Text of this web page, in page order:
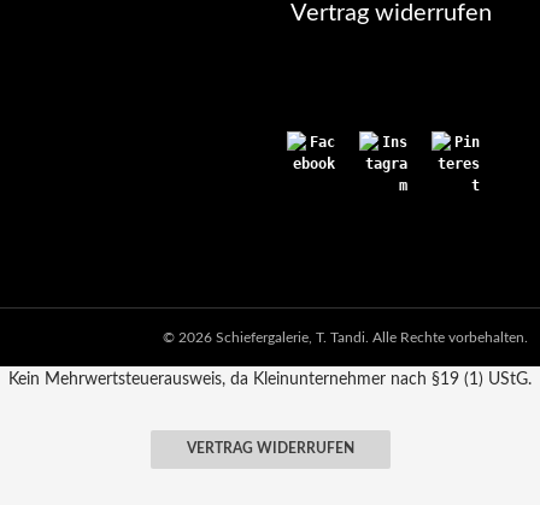
Vertrag widerrufen
© 2026 Schiefergalerie, T. Tandi. Alle Rechte vorbehalten.
Kein Mehrwertsteuerausweis, da Kleinunternehmer nach §19 (1) UStG.
VERTRAG WIDERRUFEN